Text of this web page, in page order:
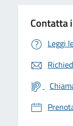
Contatta
Leggi